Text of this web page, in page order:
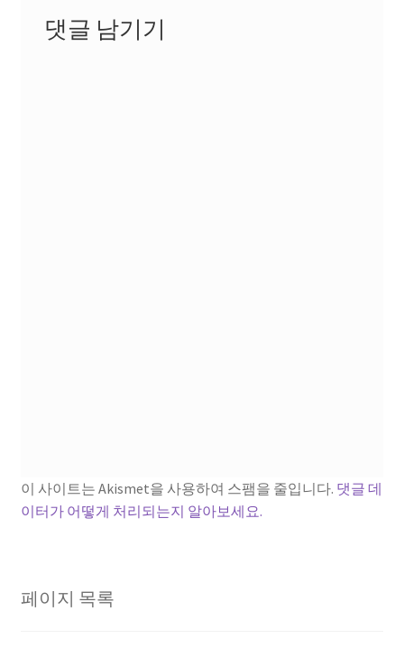
이댓글 남기기
이 사이트는 Akismet을 사용하여 스팸을 줄입니다. 댓글 데
이터가 어떻게 처리되는지 알아보세요.
페이지 목록